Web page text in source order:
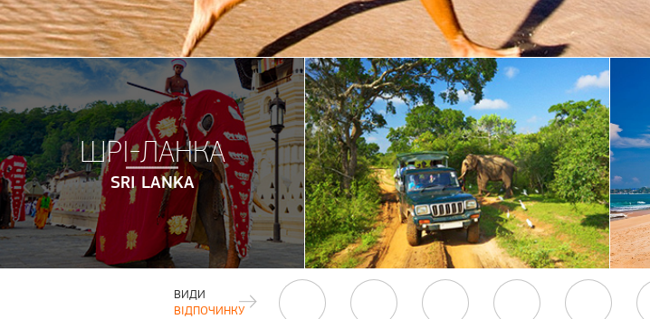
ШРІ-ЛАНКА
SRI LANKA ДИВНА І ЧАРІВНА ШРІ-ЛАНКА
ВИДИ
ВІДПОЧИНКУ